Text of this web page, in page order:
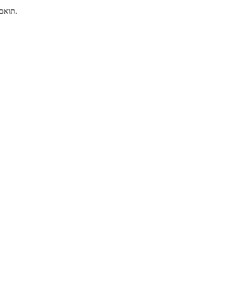
ה-RF-A15 תואם ל-95% מהממירים, אנא התייעצו עם נציג הלקוחות שלנו והוא יספק לכם את מותגי הממירים שאנו מתמקדים בהם.